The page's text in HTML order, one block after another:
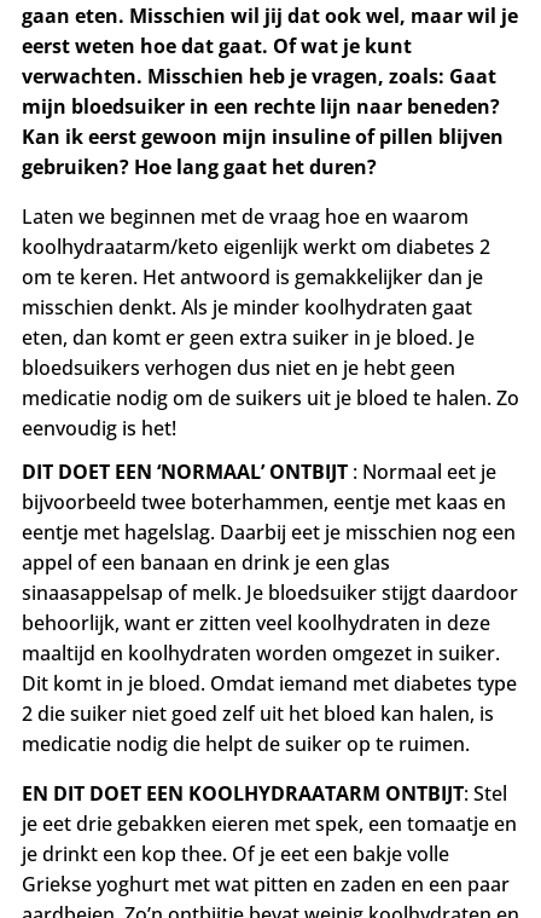
gaan eten. Misschien wil jij dat ook wel, maar wil je
eerst weten hoe dat gaat. Of wat je kunt
verwachten. Misschien heb je vragen, zoals: Gaat
mijn bloedsuiker in een rechte lijn naar beneden?
Kan ik eerst gewoon mijn insuline of pillen blijven
gebruiken? Hoe lang gaat het duren?
Laten we beginnen met de vraag hoe en waarom
koolhydraatarm/keto eigenlijk werkt om diabetes 2
om te keren. Het antwoord is gemakkelijker dan je
misschien denkt. Als je minder koolhydraten gaat
eten, dan komt er geen extra suiker in je bloed. Je
bloedsuikers verhogen dus niet en je hebt geen
medicatie nodig om de suikers uit je bloed te halen. Zo
eenvoudig is het!
DIT DOET EEN ‘NORMAAL’ ONTBIJT : Normaal eet je
bijvoorbeeld twee boterhammen, eentje met kaas en
eentje met hagelslag. Daarbij eet je misschien nog een
appel of een banaan en drink je een glas
sinaasappelsap of melk. Je bloedsuiker stijgt daardoor
behoorlijk, want er zitten veel koolhydraten in deze
maaltijd en koolhydraten worden omgezet in suiker.
Dit komt in je bloed. Omdat iemand met diabetes type
2 die suiker niet goed zelf uit het bloed kan halen, is
medicatie nodig die helpt de suiker op te ruimen.
EN DIT DOET EEN KOOLHYDRAATARM ONTBIJT: Stel
je eet drie gebakken eieren met spek, een tomaatje en
je drinkt een kop thee. Of je eet een bakje volle
Griekse yoghurt met wat pitten en zaden en een paar